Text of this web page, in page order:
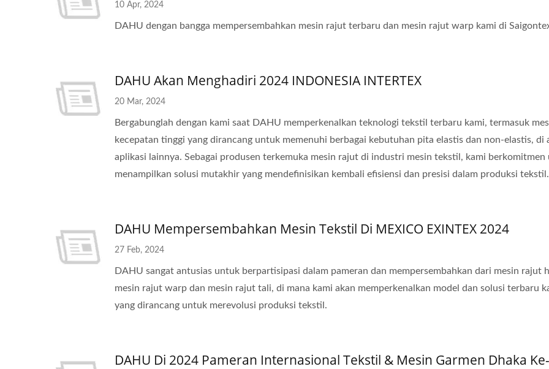
10 Apr, 2024
DAHU dengan bangga mempersembahkan mesin rajut terbaru dan mesin rajut warp kami di
DAHU Akan Menghadiri 2024 INDONESIA INTERTEX
20 Mar, 2024
Bergabunglah dengan kami saat DAHU memperkenalkan teknologi tekstil terbaru kami, termasuk
kecepatan tinggi yang dirancang untuk memenuhi berbagai kebutuhan pita elastis dan non-elastis, di
aplikasi lainnya. Sebagai produsen terkemuka mesin rajut di industri mesin tekstil, kami berkomitmen
menampilkan solusi mutakhir yang mendefinisikan kembali efisiensi dan presisi dalam produksi tekstil.
DAHU Mempersembahkan Mesin Tekstil Di MEXICO EXINTEX 2024
27 Feb, 2024
DAHU sangat antusias untuk berpartisipasi dalam pameran dan mempersembahkan dari mesin rajut
mesin rajut warp dan mesin rajut tali, di mana kami akan memperkenalkan model dan solusi terbaru
yang dirancang untuk merevolusi produksi tekstil.
DAHU Di 2024 Pameran Internasional Tekstil & Mesin Garmen Dhaka